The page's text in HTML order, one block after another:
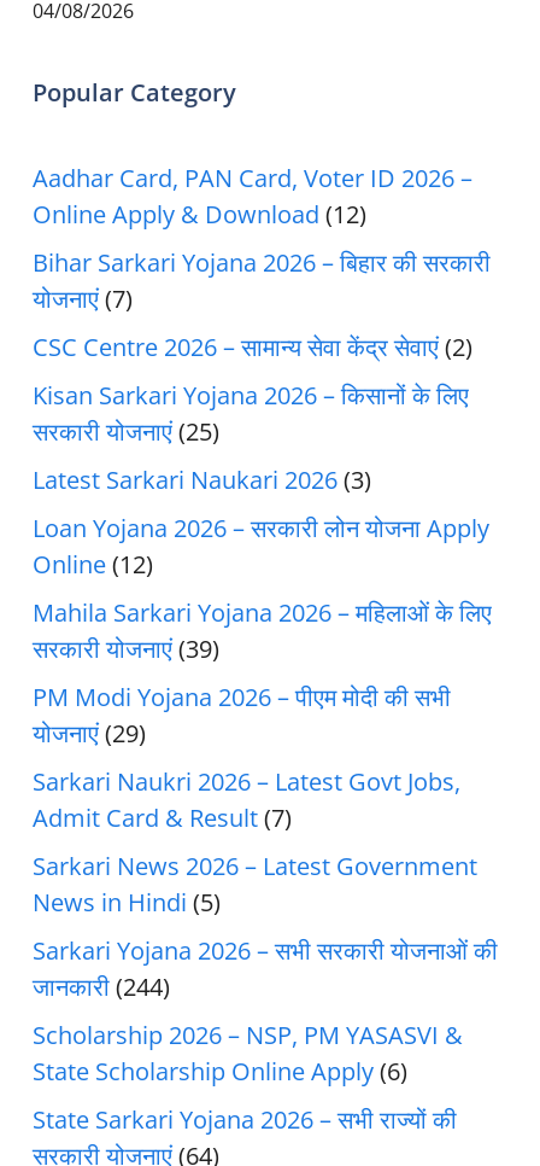
04/08/2026
Popular Category
Aadhar Card, PAN Card, Voter ID 2026 –
Online Apply & Download (12)
Bihar Sarkari Yojana 2026 – बिहार की सरकारी
योजनाएं(7)
CSC Centre 2026 – सामान्य सेवा केंद्र सेवाएं(2)
Kisan Sarkari Yojana 2026 – किसानों के लिए
सरकारी योजनाएं(25)
Latest Sarkari Naukari 2026(3)
Loan Yojana 2026 – सरकारी लोन योजना Apply
Online(12)
Mahila Sarkari Yojana 2026 – महिलाओं के लिए
सरकारी योजनाएं(39)
PM Modi Yojana 2026 – पीएम मोदी की सभी
योजनाएं(29)
Sarkari Naukri 2026 – Latest Govt Jobs,
Admit Card & Result(7)
Sarkari News 2026 – Latest Government
News in Hindi (5)
Sarkari Yojana 2026 – सभी सरकारी योजनाओं की
जानकारी(244)
Scholarship 2026 – NSP, PM YASASVI &
State Scholarship Online Apply(6)
State Sarkari Yojana 2026 – सभी राज्यों की
सरकारी योजनाएं(64)